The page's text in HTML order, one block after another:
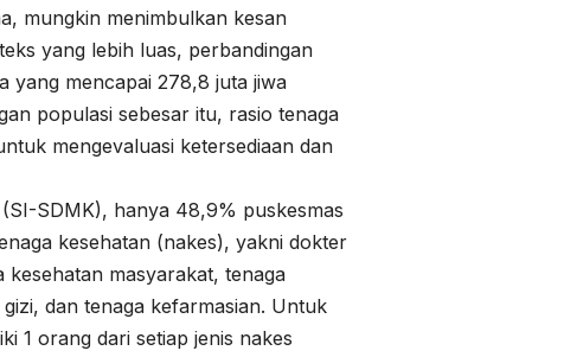
mungkin menimbulkan kesan
yang lebih luas, perbandingan
yang mencapai 278,8 juta jiwa
populasi sebesar itu, rasio tenaga
mengevaluasi ketersediaan dan
SDMK), hanya 48,9% puskesmas
kesehatan (nakes), yakni dokter
masyarakat, tenaga
dan tenaga kefarmasian. Untuk
1 orang dari setiap jenis nakes